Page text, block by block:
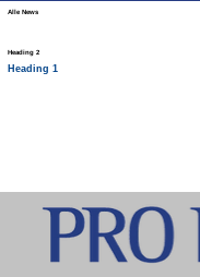
Alle News
Heading 2
Heading 1